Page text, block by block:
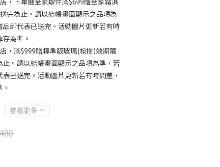
完為止。請以結帳畫面顯示之品項為
即代表已送完。活動圖片更新若有時
為準。
，滿$999贈標準版玻璃(桉樹)效期隨
。請以結帳畫面顯示之品項為準，若
已送完。活動圖片更新若有時間差，
查看更多